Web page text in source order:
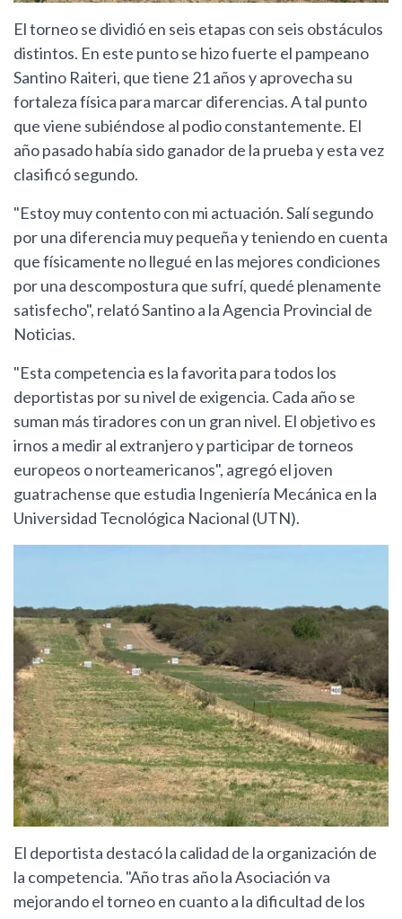
El torneo se dividió en seis etapas con seis obstáculos
distintos. En este punto se hizo fuerte el pampeano
Santino Raiteri, que tiene 21 años y aprovecha su
fortaleza física para marcar diferencias. A tal punto
que viene subiéndose al podio constantemente. El
año pasado había sido ganador de la prueba y esta vez
clasificó segundo.
"Estoy muy contento con mi actuación. Salí segundo
por una diferencia muy pequeña y teniendo en cuenta
que físicamente no llegué en las mejores condiciones
por una descompostura que sufrí, quedé plenamente
satisfecho", relató Santino a la Agencia Provincial de
Noticias.
"Esta competencia es la favorita para todos los
deportistas por su nivel de exigencia. Cada año se
suman más tiradores con un gran nivel. El objetivo es
irnos a medir al extranjero y participar de torneos
europeos o norteamericanos", agregó el joven
guatrachense que estudia Ingeniería Mecánica en la
Universidad Tecnológica Nacional (UTN).
El deportista destacó la calidad de la organización de
la competencia. "Año tras año la Asociación va
mejorando el torneo en cuanto a la dificultad de los